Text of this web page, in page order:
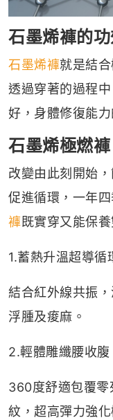
石墨烯褲的
石墨烯褲就是結
透過穿著的過程
好，身體修復能
石墨烯極燃褲
改變由此刻開始
促進循環，一年四
褲既實穿又能保養
1.蓄熱升溫超導循
結合紅外線共振
浮腫及痠麻。
2.輕體雕纖腰收腹
360度舒適包覆零
紋，超高彈力強化